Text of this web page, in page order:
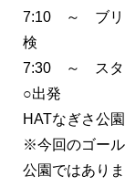
7:10 ～ ブリ
検
7:30 ～ スタ
○出発
HATなぎさ公園
※今回のゴー
公園ではありま